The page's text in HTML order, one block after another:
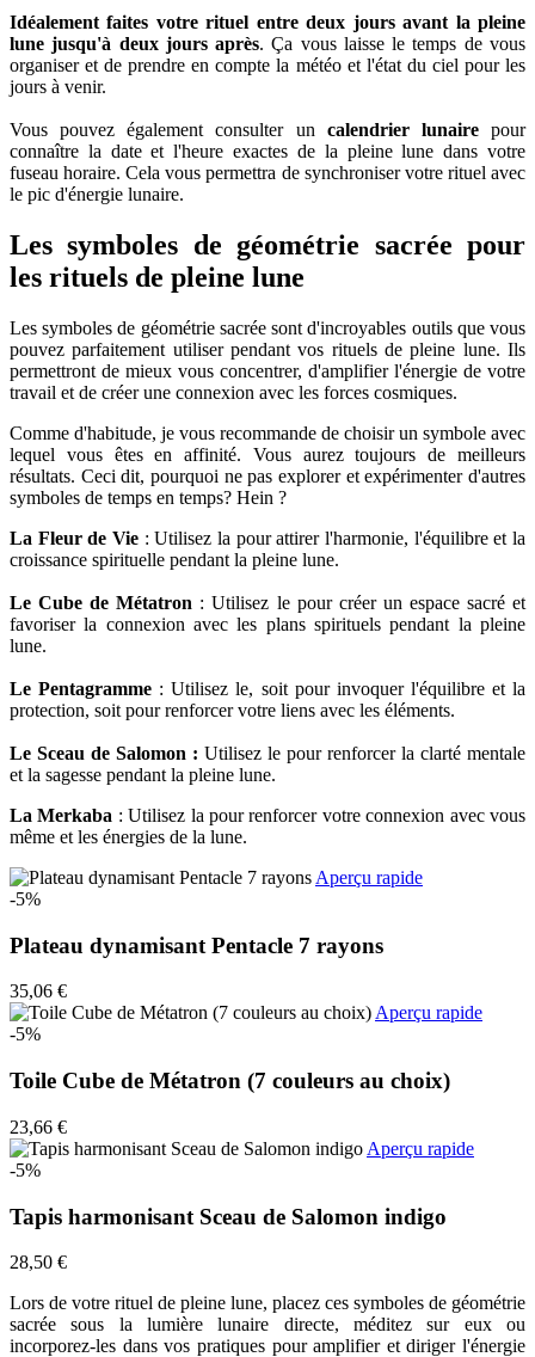
Idéalement faites votre rituel entre deux jours avant la pleine
lune jusqu'à deux jours après. Ça vous laisse le temps de vous
organiser et de prendre en compte la météo et l'état du ciel pour les
jours à venir.
Vous pouvez également consulter un calendrier lunairepour
connaître la date et l'heure exactes de la pleine lune dans votre
fuseau horaire. Cela vous permettra de synchroniser votre rituel avec
le pic d'énergie lunaire.
Les symboles de géométrie sacrée pour
les rituels de pleine lune
Les symboles de géométrie sacrée sont d'incroyables outils que vous
pouvez parfaitement utiliser pendant vos rituels de pleine lune. Ils
permettront de mieux vous concentrer, d'amplifier l'énergie de votre
travail et de créer une connexion avec les forces cosmiques.
Comme d'habitude, je vous recommande de choisir un symbole avec
lequel vous êtes en affinité. Vous aurez toujours de meilleurs
résultats. Ceci dit, pourquoi ne pas explorer et expérimenter d'autres
symboles de temps en temps? Hein ?
La Fleur de Vie : Utilisez la pour attirer l'harmonie, l'équilibre et la
croissance spirituelle pendant la pleine lune.
Le Cube de Métatron : Utilisez le pour créer un espace sacré et
favoriser la connexion avec les plans spirituels pendant la pleine
lune.
Le Pentagramme : Utilisez le, soit pour invoquer l'équilibre et la
protection, soit pour renforcer votre liens avec les éléments.
Le Sceau de Salomon : Utilisez le pour renforcer la clarté mentale
et la sagesse pendant la pleine lune.
La Merkaba : Utilisez la pour renforcer votre connexion avec vous
même et les énergies de la lune.
Aperçu rapide
-5%
Plateau dynamisant Pentacle 7 rayons
35,06 €
Aperçu rapide
-5%
Toile Cube de Métatron (7 couleurs au choix)
23,66 €
Aperçu rapide
-5%
Tapis harmonisant Sceau de Salomon indigo
28,50 €
Lors de votre rituel de pleine lune, placez ces symboles de géométrie
sacrée sous la lumière lunaire directe, méditez sur eux ou
incorporez-les dans vos pratiques pour amplifier et diriger l'énergie